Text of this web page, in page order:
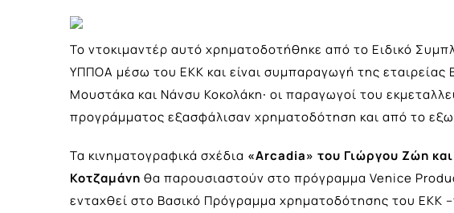
Το ντοκιμαντέρ αυτό χρηματοδοτήθηκε από το Ειδικό
ΥΠΠΟΑ μέσω του ΕΚΚ και είναι συμπαραγωγή της
Μουστάκα και Νάνσυ Κοκολάκη∙ οι παραγωγοί του
προγράμματος εξασφάλισαν χρηματοδότηση και από το
Τα κινηματογραφικά σχέδια «Arcadia» του Γιώργου Ζώη
Κοτζαμάνη θα παρουσιαστούν στο πρόγραμμα Venice
ενταχθεί στο Βασικό Πρόγραμμα χρηματοδότησης του ΕΚΚ